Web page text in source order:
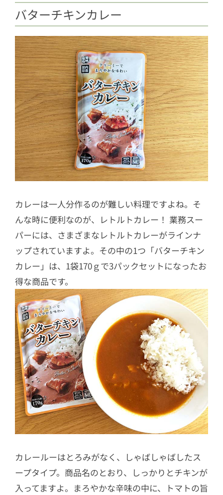
2.2牛赤身スジ肉
2.3ササミしそカツ
2.4豚肉餃子
2.5豚焼肉たれ漬け
2.6紅生姜鶏から揚げ
3野菜系
3.1大根おろし
3.2刻みたまねぎ
3.3ポテトサラダ
3.4揚げなす乱切り
4麺＆パスタ系
4.1冷凍讃岐うどん
酸湯面叶 うまい～酸辣平麺
4.3 天然酵母食パン
4.4ビール酵母パン
4.5イギリス食パン
5デザート系
5.1ベルギーワッフル
5.2CHURROS（チューロス）
5.3リッチチーズケーキ
5.4バターワッフル
5.5アサイーバナナブレンド
バターチキンカレー
カレーは一人分作るのが難しい料理ですよね。そ
んな時に便利なのが、レトルトカレー！ 業務スー
パーには、さまざまなレトルトカレーがラインナ
ップされていますよ。その中の1つ「バターチキン
カレー」は、1袋170ｇで3パックセットになったお
得な商品です。
カレールーはとろみがなく、しゃばしゃばしたス
ープタイプ。商品名のとおり、しっかりとチキンが
入ってますよ。まろやかな辛味の中に、トマトの旨